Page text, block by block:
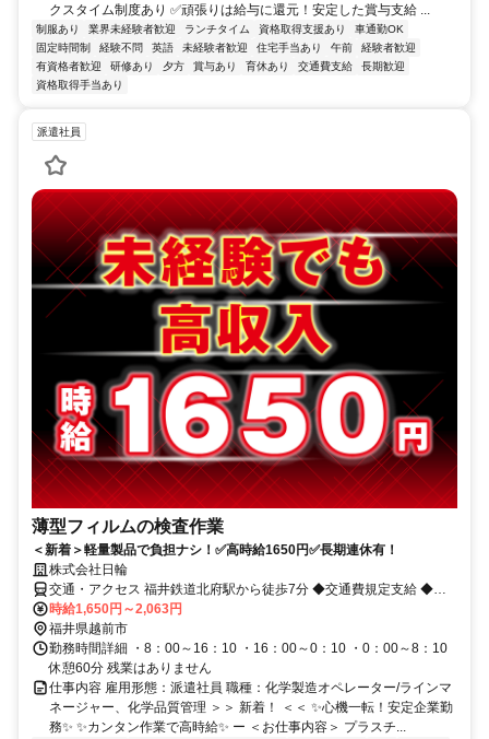
クスタイム制度あり ✅頑張りは給与に還元！安定した賞与支給 ...
制服あり 業界未経験者歓迎 ランチタイム 資格取得支援あり
車通勤OK
固定時間制
経験不問 英語 未経験者歓迎 住宅手当あり 午前
経験者歓迎
有資格者歓迎
研修あり 夕方 賞与あり 育休あり 交通費支給
長期歓迎
資格取得手当あり
派遣社員
薄型フィルムの検査作業
＜新着＞軽量製品で負担ナシ！✅高時給1650円✅長期連休有！
株式会社日輪
交通・アクセス 福井鉄道北府駅から徒歩7分 ◆交通費規定支給 ◆車
通勤可
時給1,650円～2,063円
福井県越前市
勤務時間詳細 ・8：00～16：10 ・16：00～0：10 ・0：00～8：10
休憩60分 残業はありません
仕事内容 雇用形態：派遣社員 職種：化学製造オペレーター/ラインマ
ネージャー、化学品質管理 ＞＞ 新着！ ＜＜ ✨心機一転！安定企業勤
務✨ ✨カンタン作業で高時給✨ ー ＜お仕事内容＞ プラスチ...